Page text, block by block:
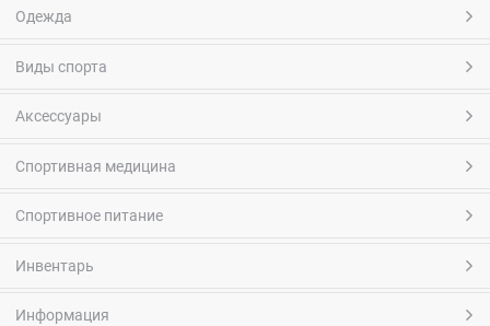
Одежда
Виды спорта
Аксессуары
Спортивная медицина
Спортивное питание
Инвентарь
Информация